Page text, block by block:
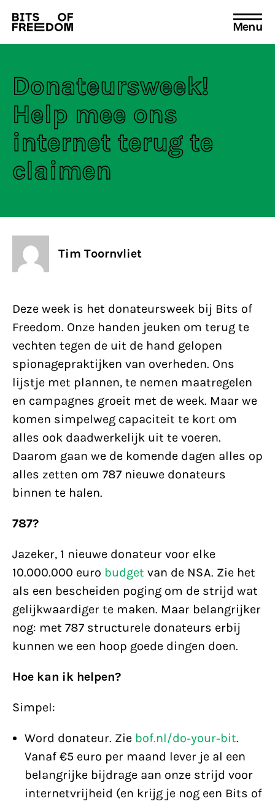
Search
for:
Menu
Donateursweek!
Help mee ons
internet terug te
claimen
Tim Toornvliet
Deze week is het donateursweek bij Bits of
Freedom. Onze handen jeuken om terug te
vechten tegen de uit de hand gelopen
spionagepraktijken van overheden. Ons
lijstje met plannen, te nemen maatregelen
en campagnes groeit met de week. Maar we
komen simpelweg capaciteit te kort om
alles ook daadwerkelijk uit te voeren.
Daarom gaan we de komende dagen alles op
alles zetten om 787 nieuwe donateurs
binnen te halen.
787?
Jazeker, 1 nieuwe donateur voor elke
10.000.000 euro budget van de NSA. Zie het
als een bescheiden poging om de strijd wat
gelijkwaardiger te maken. Maar belangrijker
nog: met 787 structurele donateurs erbij
kunnen we een hoop goede dingen doen.
Hoe kan ik helpen?
Simpel:
Word donateur. Zie bof.nl/do-your-bit.
Vanaf €5 euro per maand lever je al een
belangrijke bijdrage aan onze strijd voor
internetvrijheid (en krijg je nog een Bits of